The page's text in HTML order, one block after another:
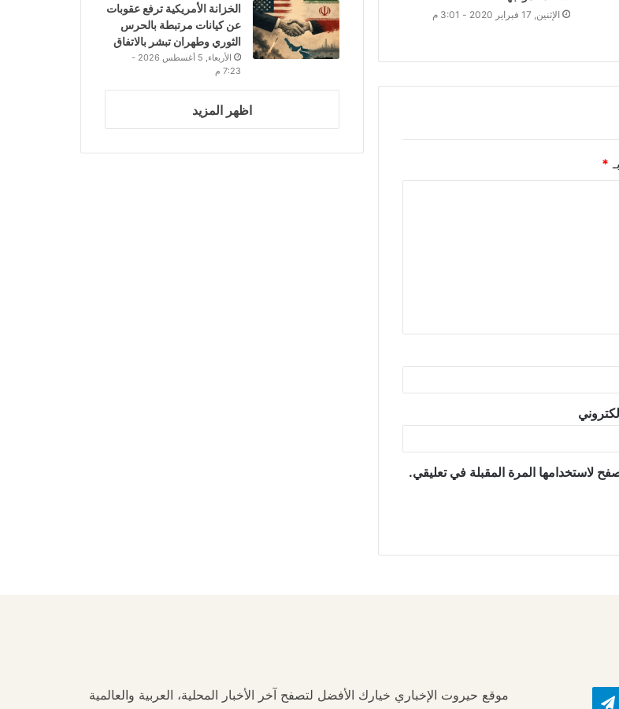
الإثنين, 17 فبراير 2020 - 3:01 م
*
لاستخدامها المرة المقبلة في تعليقي.
الخزانة الأمريكية ترفع عقوبات
عن كيانات مرتبطة بالحرس
الثوري وطهران تبشر بالاتفاق
الأربعاء, 5 أغسطس 2026 -
7:23 م
اظهر المزيد
تيلقرام
موقع حيروت الإخباري خيارك الأفضل لتصفح آخر الأخبار المحلية، العربية والعالمية